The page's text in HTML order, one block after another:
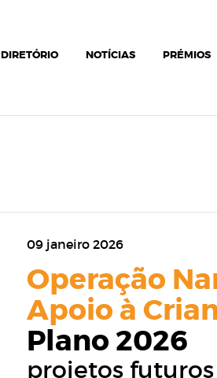
DIRETÓRIO NOTÍCIAS PRÉMIOS
09 janeiro 2026
Operação
Apoio à
Plano 2026
projetos